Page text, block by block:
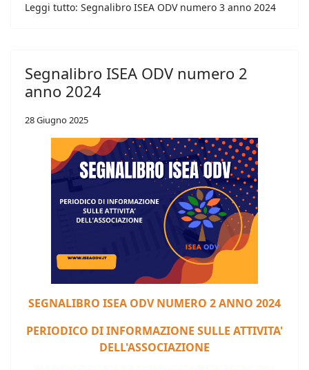
Leggi tutto: Segnalibro ISEA ODV numero 3 anno 2024
Segnalibro ISEA ODV numero 2
anno 2024
28 Giugno 2025
SEGNALIBRO ISEA ODV NUMERO 2 ANNO 2024
PERIODICO DI INFORMAZIONE SULLE ATTIVITA'
DELL'ASSOCIAZIONE